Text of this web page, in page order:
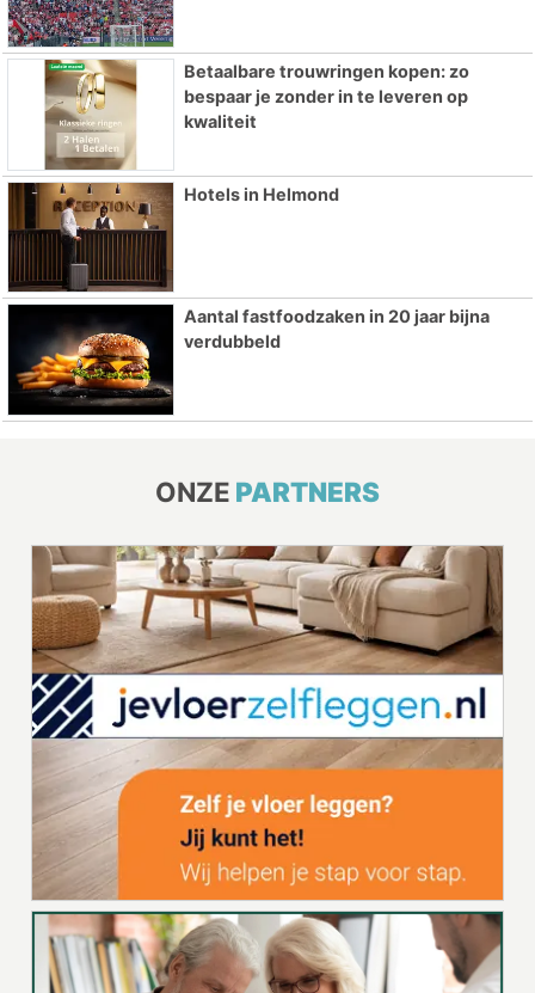
Betaalbare trouwringen kopen: zo
bespaar je zonder in te leveren op
kwaliteit
Hotels in Helmond
Aantal fastfoodzaken in 20 jaar bijna
verdubbeld
ONZE PARTNERS